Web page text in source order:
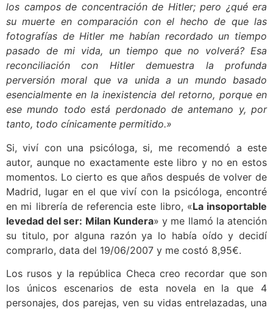
los campos de concentración de Hitler; pero ¿qué era
su muerte en comparación con el hecho de que las
fotografías de Hitler me habían recordado un tiempo
pasado de mi vida, un tiempo que no volverá? Esa
reconciliación con Hitler demuestra la profunda
perversión moral que va unida a un mundo basado
esencialmente en la inexistencia del retorno, porque en
ese mundo todo está perdonado de antemano y, por
tanto, todo cínicamente permitido.»
Si, viví con una psicóloga, si, me recomendó a este
autor, aunque no exactamente este libro y no en estos
momentos. Lo cierto es que años después de volver de
Madrid, lugar en el que viví con la psicóloga, encontré
en mi librería de referencia este libro, «La insoportable
levedad del ser: Milan Kundera» y me llamó la atención
su titulo, por alguna razón ya lo había oído y decidí
comprarlo, data del 19/06/2007 y me costó 8,95€.
Los rusos y la república Checa creo recordar que son
los únicos escenarios de esta novela en la que 4
personajes, dos parejas, ven su vidas entrelazadas, una